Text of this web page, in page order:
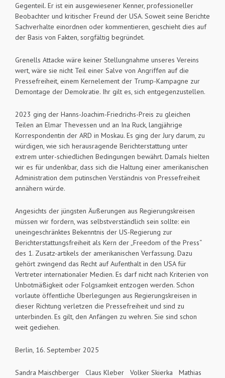
Gegenteil. Er ist ein ausgewiesener Kenner, professioneller
Beobachter und kritischer Freund der USA. Soweit seine Berichte
Sachverhalte einordnen oder kommentieren, geschieht dies auf
der Basis von Fakten, sorgfältig begründet.
Grenells Attacke wäre keiner Stellungnahme unseres Vereins
wert, wäre sie nicht Teil einer Salve von Angriffen auf die
Pressefreiheit, einem Kernelement der Trump-Kampagne zur
Demontage der Demokratie. Ihr gilt es, sich entgegenzustellen.
2023 ging der Hanns-Joachim-Friedrichs-Preis zu gleichen
Teilen an Elmar Thevessen und an Ina Ruck, langjährige
Korrespondentin der ARD in Moskau. Es ging der Jury darum, zu
würdigen, wie sich herausragende Berichterstattung unter
extrem unter-schiedlichen Bedingungen bewährt. Damals hielten
wir es für undenkbar, dass sich die Haltung einer amerikanischen
Administration dem putinschen Verständnis von Pressefreiheit
annähern würde.
Angesichts der jüngsten Äußerungen aus Regierungskreisen
müssen wir fordern, was selbstverständlich sein sollte: ein
uneingeschränktes Bekenntnis der US-Regierung zur
Berichterstattungsfreiheit als Kern der „Freedom of the Press“
des 1. Zusatz-artikels der amerikanischen Verfassung. Dazu
gehört zwingend das Recht auf Aufenthalt in den USA für
Vertreter internationaler Medien. Es darf nicht nach Kriterien von
Unbotmäßigkeit oder Folgsamkeit entzogen werden. Schon
vorlaute öffentliche Überlegungen aus Regierungskreisen in
dieser Richtung verletzen die Pressefreiheit und sind zu
unterbinden. Es gilt, den Anfängen zu wehren. Sie sind schon
weit gediehen.
Berlin, 16. September 2025
Sandra Maischberger Claus Kleber Volker Skierka Mathias